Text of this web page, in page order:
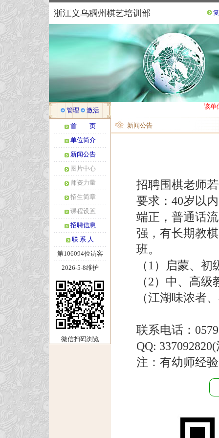
浙江义乌稠州棋艺培训部
管理 激活
首 页
单位简介
新闻公告
图片中心
师资力量
招生简章
课程设置
招聘信息
联 系 人
第106094位访客
2026-5-8维护
微信扫码浏览
该单
新闻公告
招聘围棋老师
要求：40岁以
端正，普通话
强，有长期教
班。
（1）启蒙、
（2）中、高
（江湖味浓者
联系电话：
QQ:
注：有幼师经